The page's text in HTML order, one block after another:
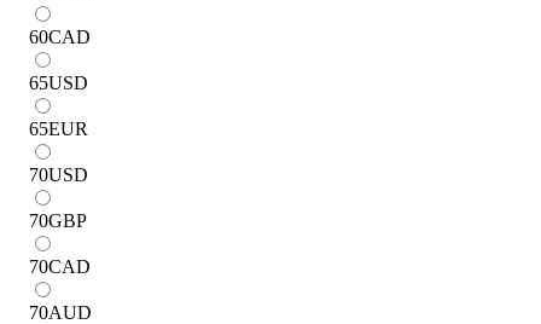
60CAD
65USD
65EUR
70USD
70GBP
70CAD
70AUD